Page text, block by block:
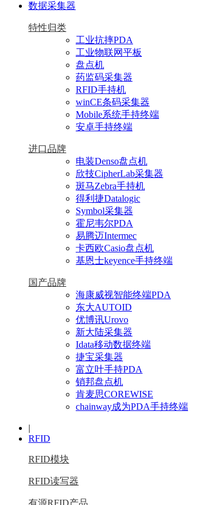
数据采集器
特性归类
工业抗摔PDA
工业物联网平板
盘点机
药监码采集器
RFID手持机
winCE条码采集器
Mobile系统手持终端
安卓手持终端
进口品牌
电装Denso盘点机
欣技CipherLab采集器
斑马Zebra手持机
得利捷Datalogic
Symbol采集器
霍尼韦尔PDA
易腾迈Intermec
卡西欧Casio盘点机
基恩士keyence手持终端
国产品牌
海康威视智能终端PDA
东大AUTOID
优博讯Urovo
新大陆采集器
Idata移动数据终端
捷宝采集器
富立叶手持PDA
销邦盘点机
肯麦思COREWISE
chainway成为PDA手持终端
|
RFID
RFID模块
RFID读写器
有源RFID产品